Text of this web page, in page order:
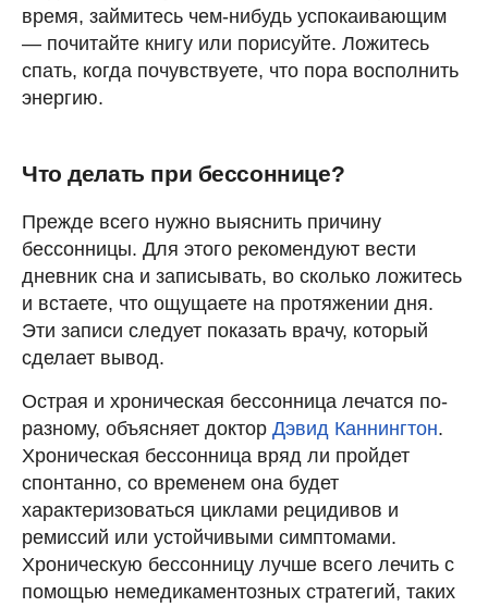
время, займитесь чем-нибудь успокаивающим
— почитайте книгу или порисуйте. Ложитесь
спать, когда почувствуете, что пора восполнить
энергию.
Что делать при бессоннице?
Прежде всего нужно выяснить причину
бессонницы. Для этого рекомендуют вести
дневник сна и записывать, во сколько ложитесь
и встаете, что ощущаете на протяжении дня.
Эти записи следует показать врачу, который
сделает вывод.
Острая и хроническая бессонница лечатся по-
разному, объясняет доктор Дэвид Каннингтон.
Хроническая бессонница вряд ли пройдет
спонтанно, со временем она будет
характеризоваться циклами рецидивов и
ремиссий или устойчивыми симптомами.
Хроническую бессонницу лучше всего лечить с
помощью немедикаментозных стратегий, таких